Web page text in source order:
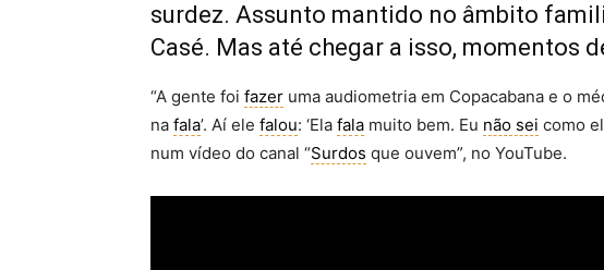
surdez. Assunto mantido no âmbito
Casé. Mas até chegar a isso, momentos
“A gente foi fazer uma audiometria em Copacabana e o
na fala’. Aí ele falou: ‘Ela fala muito bem. Eu não sei como
num vídeo do canal “Surdos que ouvem”, no YouTube.